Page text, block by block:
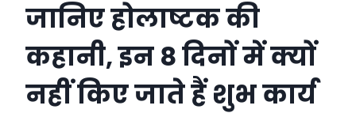
जानिए होलाष्टक की
कहानी, इन 8 दिनों में क्यों
नहीं किए जाते हैं शुभ कार्य